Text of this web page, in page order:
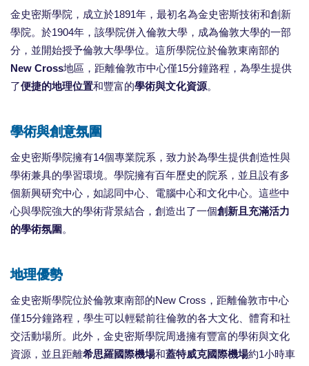
金史密斯學院，成立於1891年，最初名為金史密斯技術和創新
學院。於1904年，該學院併入倫敦大學，成為倫敦大學的一部
分，並開始授予倫敦大學學位。這所學院位於倫敦東南部的
New Cross地區，距離倫敦市中心僅15分鐘路程，為學生提供
了便捷的地理位置和豐富的學術與文化資源。
學術與創意氛圍
金史密斯學院擁有14個專業院系，致力於為學生提供創造性與
學術兼具的學習環境。學院擁有百年歷史的院系，並且設有多
個新興研究中心，如認同中心、電腦中心和文化中心。這些中
心與學院強大的學術背景結合，創造出了一個創新且充滿活力
的學術氛圍 。
地理優勢
金史密斯學院位於倫敦東南部的New Cross，距離倫敦市中心
僅15分鐘路程，學生可以輕鬆前往倫敦的各大文化、體育和社
交活動場所。此外，金史密斯學院周邊擁有豐富的學術與文化
資源，並且距離希思羅國際機場和蓋特威克國際機場約1小時車